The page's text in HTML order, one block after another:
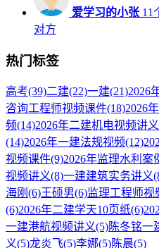
爱学习的小张 11
对方
热门标签
高考(39)二建(22)一建(21)2026
咨询工程师视频课件(18)2026
频(14)2026年二建机电视频讲义
(14)2026年一建法规视频(12)
视频课件(9)2026年监理水利案
视频讲义(8)一建建筑实务讲义
海刚 (6)王硕男(6)监理工程师视
(6)2026年二建学天10页纸(6)
一建港航视频讲义(5)陈冬铭一
义(5)龙炎飞(5)李娜(5)陈晨(5)